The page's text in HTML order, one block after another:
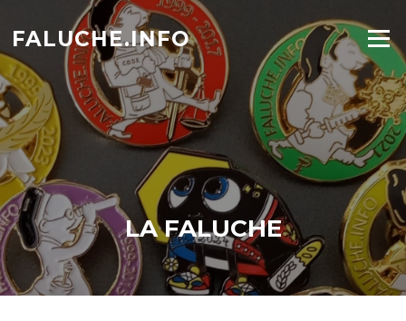
contenu
FALUCHE.INFO Menu
LA FALUCHE